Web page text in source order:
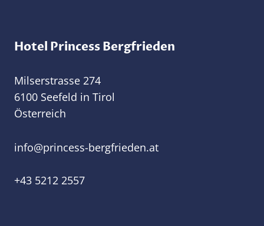
Hotel Princess Bergfrieden
Milserstrasse 274
6100 Seefeld in Tirol
Österreich
ta.nedeirfgreb-ssecnirp
@ofni
+43 5212 2557